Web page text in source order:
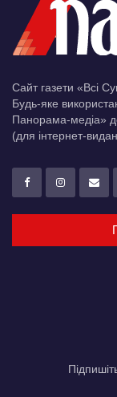
Сайт газети «Всі
Будь-яке
Панорама-медіа»
(для інтернет-